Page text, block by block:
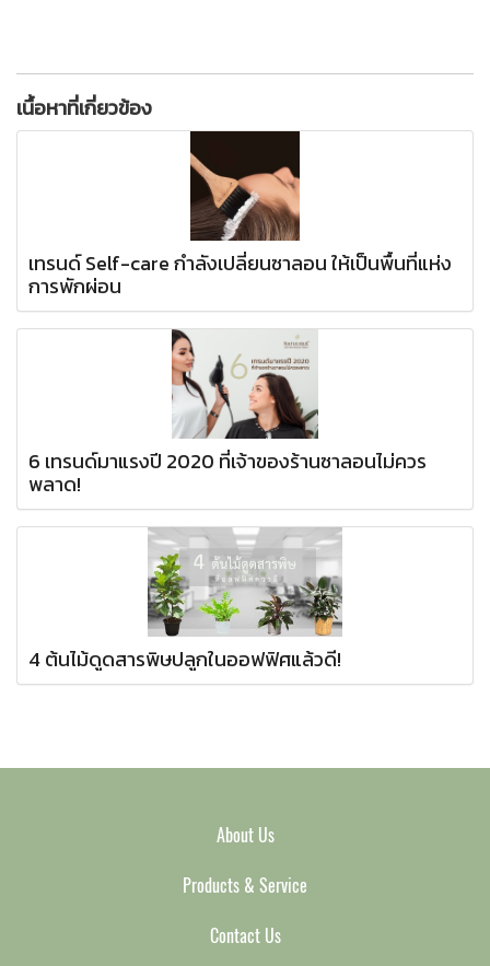
เนื้อหาที่เกี่ยวข้อง
เทรนด์ Self-care กำลังเปลี่ยนซาลอน ให้เป็นพื้นที่แห่ง
การพักผ่อน
6 เทรนด์มาแรงปี 2020 ที่เจ้าของร้านซาลอนไม่ควร
พลาด!
4 ต้นไม้ดูดสารพิษปลูกในออฟฟิศแล้วดี!
About Us
Products & Service
Contact Us